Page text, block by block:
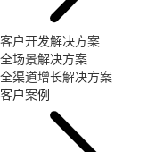
客户开发解决方案
全场景解决方案
全渠道增长解决方案
客户案例